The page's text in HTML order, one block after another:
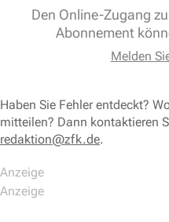
Den Online-Zugang
Abonnement
Melden
Haben Sie Fehler entdeckt?
mitteilen? Dann kontaktieren
redaktion@zfk.de.